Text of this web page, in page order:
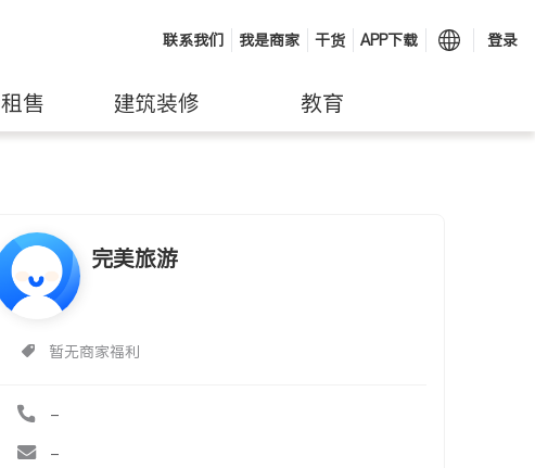
联系我们 我是商家 干货 APP下载 登录
售 建筑装修 教育
完美旅游
暂无商家福利
-
-